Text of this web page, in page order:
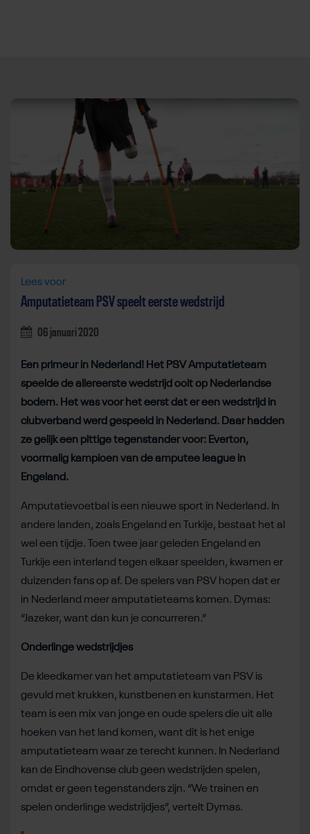
Direct door naar content
Lees voor
Amputatieteam PSV speelt eerste wedstrijd
06 januari 2020
Een primeur in Nederland! Het PSV Amputatieteam
speelde de allereerste wedstrijd ooit op Nederlandse
bodem. Het was voor het eerst dat er een wedstrijd in
clubverband werd gespeeld in Nederland. Daar hadden
ze gelijk een pittige tegenstander voor: Everton,
voormalig kampioen van de amputee league in
Engeland.
Amputatievoetbal is een nieuwe sport in Nederland. In
andere landen, zoals Engeland en Turkije, bestaat het al
wel een tijdje. Toen twee jaar geleden Engeland en
Turkije een interland tegen elkaar speelden, kwamen er
duizenden fans op af. De spelers van PSV hopen dat er
in Nederland meer amputatieteams komen. Dymas:
“Jazeker, want dan kun je concurreren.”
Onderlinge wedstrijdjes
De kleedkamer van het amputatieteam van PSV is
gevuld met krukken, kunstbenen en kunstarmen. Het
team is een mix van jonge en oude spelers die uit alle
hoeken van het land komen, want dit is het enige
amputatieteam waar ze terecht kunnen. In Nederland
kan de Eindhovense club geen wedstrijden spelen,
omdat er geen tegenstanders zijn. “We trainen en
spelen onderlinge wedstrijdjes”, vertelt Dymas.